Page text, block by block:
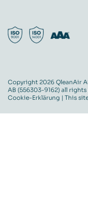
Copyright 2026 QleanAir
AB (556303-9162) all rights
Cookie-Erklärung | This